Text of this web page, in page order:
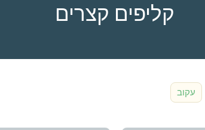
קליפים קצרים
עקוב